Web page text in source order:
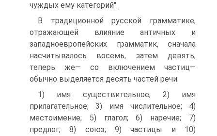
чуждых ему категорий".
В традиционной русской грамматике,
отражающей влияние античных и
западноевропейских грамматик, сначала
насчитывалось восемь, затем девять,
теперь же— со включением частиц—
обычно выделяется десять частей речи:
1) имя существительное; 2) имя
прилагательное; 3) имя числительное; 4)
местоимение; 5) глагол; 6) наречие; 7)
предлог; 8) союз; 9) частицы и 10)